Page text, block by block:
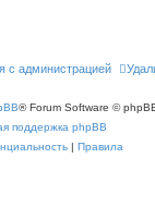
с администрацией
® Forum Software ©
поддержка phpBB
| Правила